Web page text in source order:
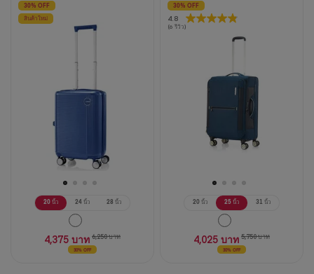
20 นิ้ว 24 นิ้ว 28 นิ้ว
30% OFF
สินค้าใหม่
4,375 บาท 6,250 บาท
30% OFF
20 นิ้ว 25 นิ้ว 31 นิ้ว
30% OFF
4.8
(6 รีวิว)
4.8
จาก
4,025 บาท 5,750 บาท
30% OFF